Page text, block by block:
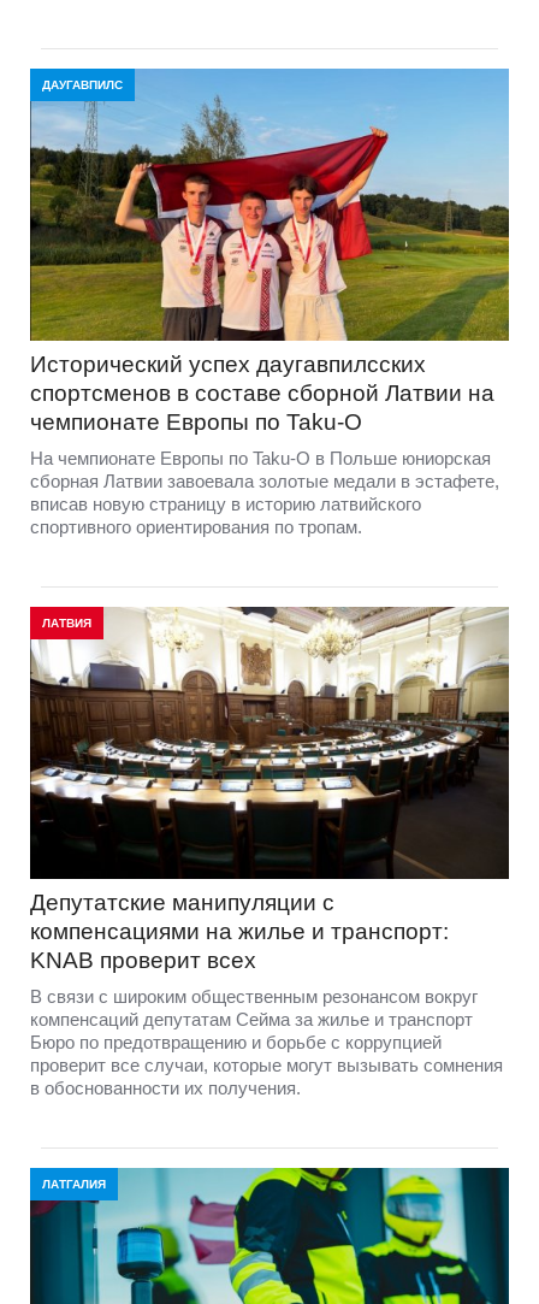
ДАУГАВПИЛС
Исторический успех даугавпилсских
спортсменов в составе сборной Латвии на
чемпионате Европы по Taku-O
На чемпионате Европы по Taku-O в Польше юниорская
сборная Латвии завоевала золотые медали в эстафете,
вписав новую страницу в историю латвийского
спортивного ориентирования по тропам.
ЛАТВИЯ
Депутатские манипуляции с
компенсациями на жилье и транспорт:
KNAB проверит всех
В связи с широким общественным резонансом вокруг
компенсаций депутатам Сейма за жилье и транспорт
Бюро по предотвращению и борьбе с коррупцией
проверит все случаи, которые могут вызывать сомнения
в обоснованности их получения.
ЛАТГАЛИЯ